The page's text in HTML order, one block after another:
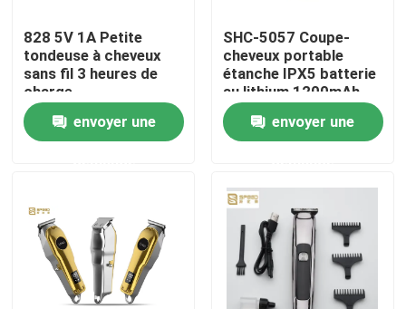
Coupe-cheveux professionnel
Coupe-cheveux rechargeable
Trimmer à cheveux sans fil
Trimmer à l' eau
828 5V 1A Petite
tondeuse à cheveux
sans fil 3 heures de
charge
envoyer une
SHC-5057 Coupe-
cheveux portable
étanche IPX5 batterie
au lithium 1200mAh
envoyer une